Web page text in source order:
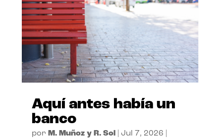
Aquí antes había un
banco
por M. Muñoz y R. Sol Jul 7, 2026